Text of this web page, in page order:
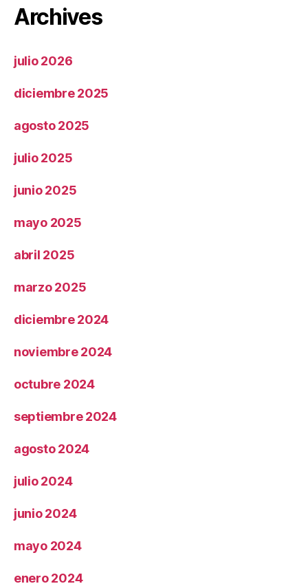
Archives
julio 2026
diciembre 2025
agosto 2025
julio 2025
junio 2025
mayo 2025
abril 2025
marzo 2025
diciembre 2024
noviembre 2024
octubre 2024
septiembre 2024
agosto 2024
julio 2024
junio 2024
mayo 2024
enero 2024